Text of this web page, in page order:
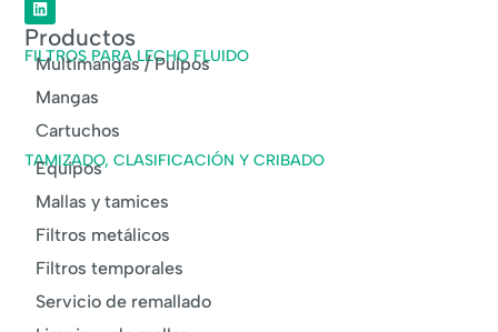
Productos
FILTROS PARA LECHO FLUIDO
Multimangas / Pulpos
Mangas
Cartuchos
TAMIZADO, CLASIFICACIÓN Y CRIBADO
Equipos
Mallas y tamices
Filtros metálicos
Filtros temporales
Servicio de remallado